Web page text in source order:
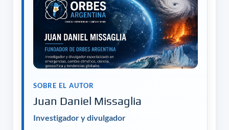
SOBRE EL AUTOR
Juan Daniel Missaglia
Investigador y divulgador